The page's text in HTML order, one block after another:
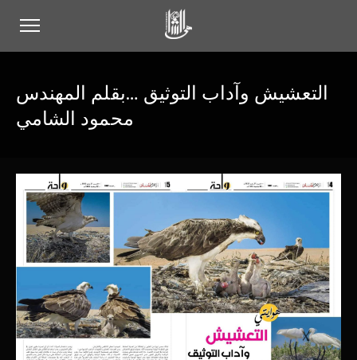
التعشيش وآداب التوثيق …بقلم المهندس
محمود الشامي